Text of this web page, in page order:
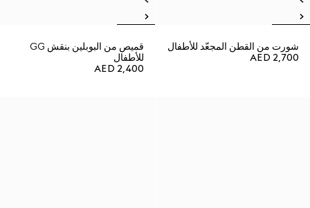
شورت من القطن المجعّد للأطفال
AED 2,700
قميص من البوبلين بنقش GG
للأطفال
AED 2,400